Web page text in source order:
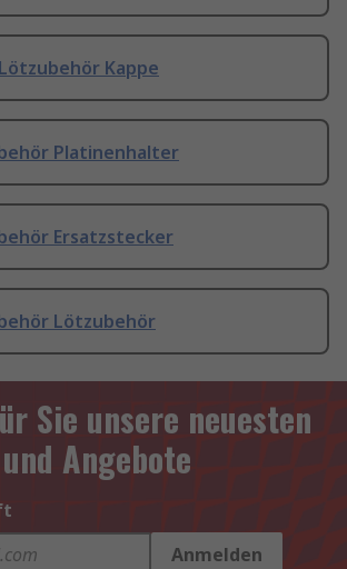
Kappe
Platinenhalter
Ersatzstecker
Lötzubehör
Sie unsere neuesten
Angebote
Anmelden